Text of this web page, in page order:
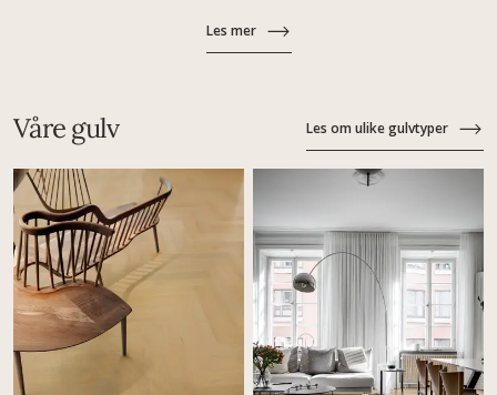
Les mer
Våre gulv Les om ulike gulvtyper